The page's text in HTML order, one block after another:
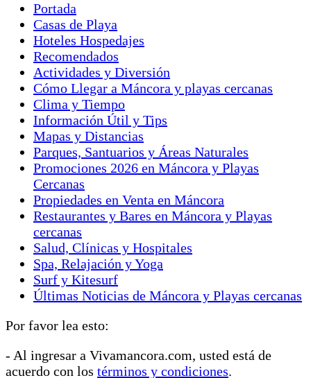
Portada
Casas de Playa
Hoteles Hospedajes
Recomendados
Actividades y Diversión
Cómo Llegar a Máncora y playas cercanas
Clima y Tiempo
Información Útil y Tips
Mapas y Distancias
Parques, Santuarios y Áreas Naturales
Promociones 2026 en Máncora y Playas
Cercanas
Propiedades en Venta en Máncora
Restaurantes y Bares en Máncora y Playas
cercanas
Salud, Clínicas y Hospitales
Spa, Relajación y Yoga
Surf y Kitesurf
Últimas Noticias de Máncora y Playas cercanas
Por favor lea esto:
- Al ingresar a Vivamancora.com, usted está de
acuerdo con los términos y condiciones.